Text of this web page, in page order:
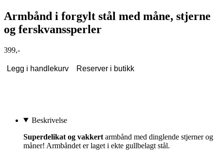
Armbånd i forgylt stål med måne, stjerne
og ferskvanssperler
399,-
Legg i handlekurv Reserver i butikk
Beskrivelse
Superdelikat og vakkert armbånd med dinglende stjerner og
måner! Armbåndet er laget i ekte gullbelagt stål.